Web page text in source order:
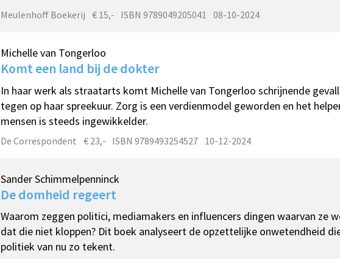
Meulenhoff Boekerij € 15,- ISBN 9789049205041 08-10-2024
Michelle van Tongerloo
Komt een land bij de dokter
In haar werk als straatarts komt Michelle van Tongerloo schrijnende
tegen op haar spreekuur. Zorg is een verdienmodel geworden en het
mensen is steeds ingewikkelder.
De Correspondent € 23,- ISBN 9789493254527 10-12-2024
Sander Schimmelpenninck
De domheid regeert
Waarom zeggen politici, mediamakers en influencers dingen waarvan ze
dat die niet kloppen? Dit boek analyseert de opzettelijke onwetendheid
politiek van nu zo tekent.